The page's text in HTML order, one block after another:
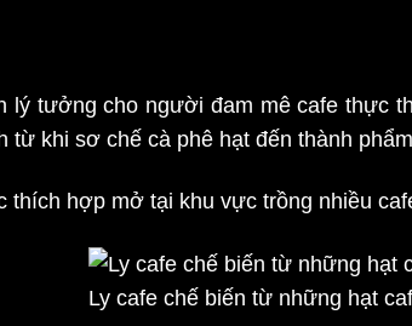
lý tưởng cho người đam mê cafe thực
từ khi sơ chế cà phê hạt đến thành
thích hợp mở tại khu vực trồng nhiều
Ly cafe chế biến từ những hạt